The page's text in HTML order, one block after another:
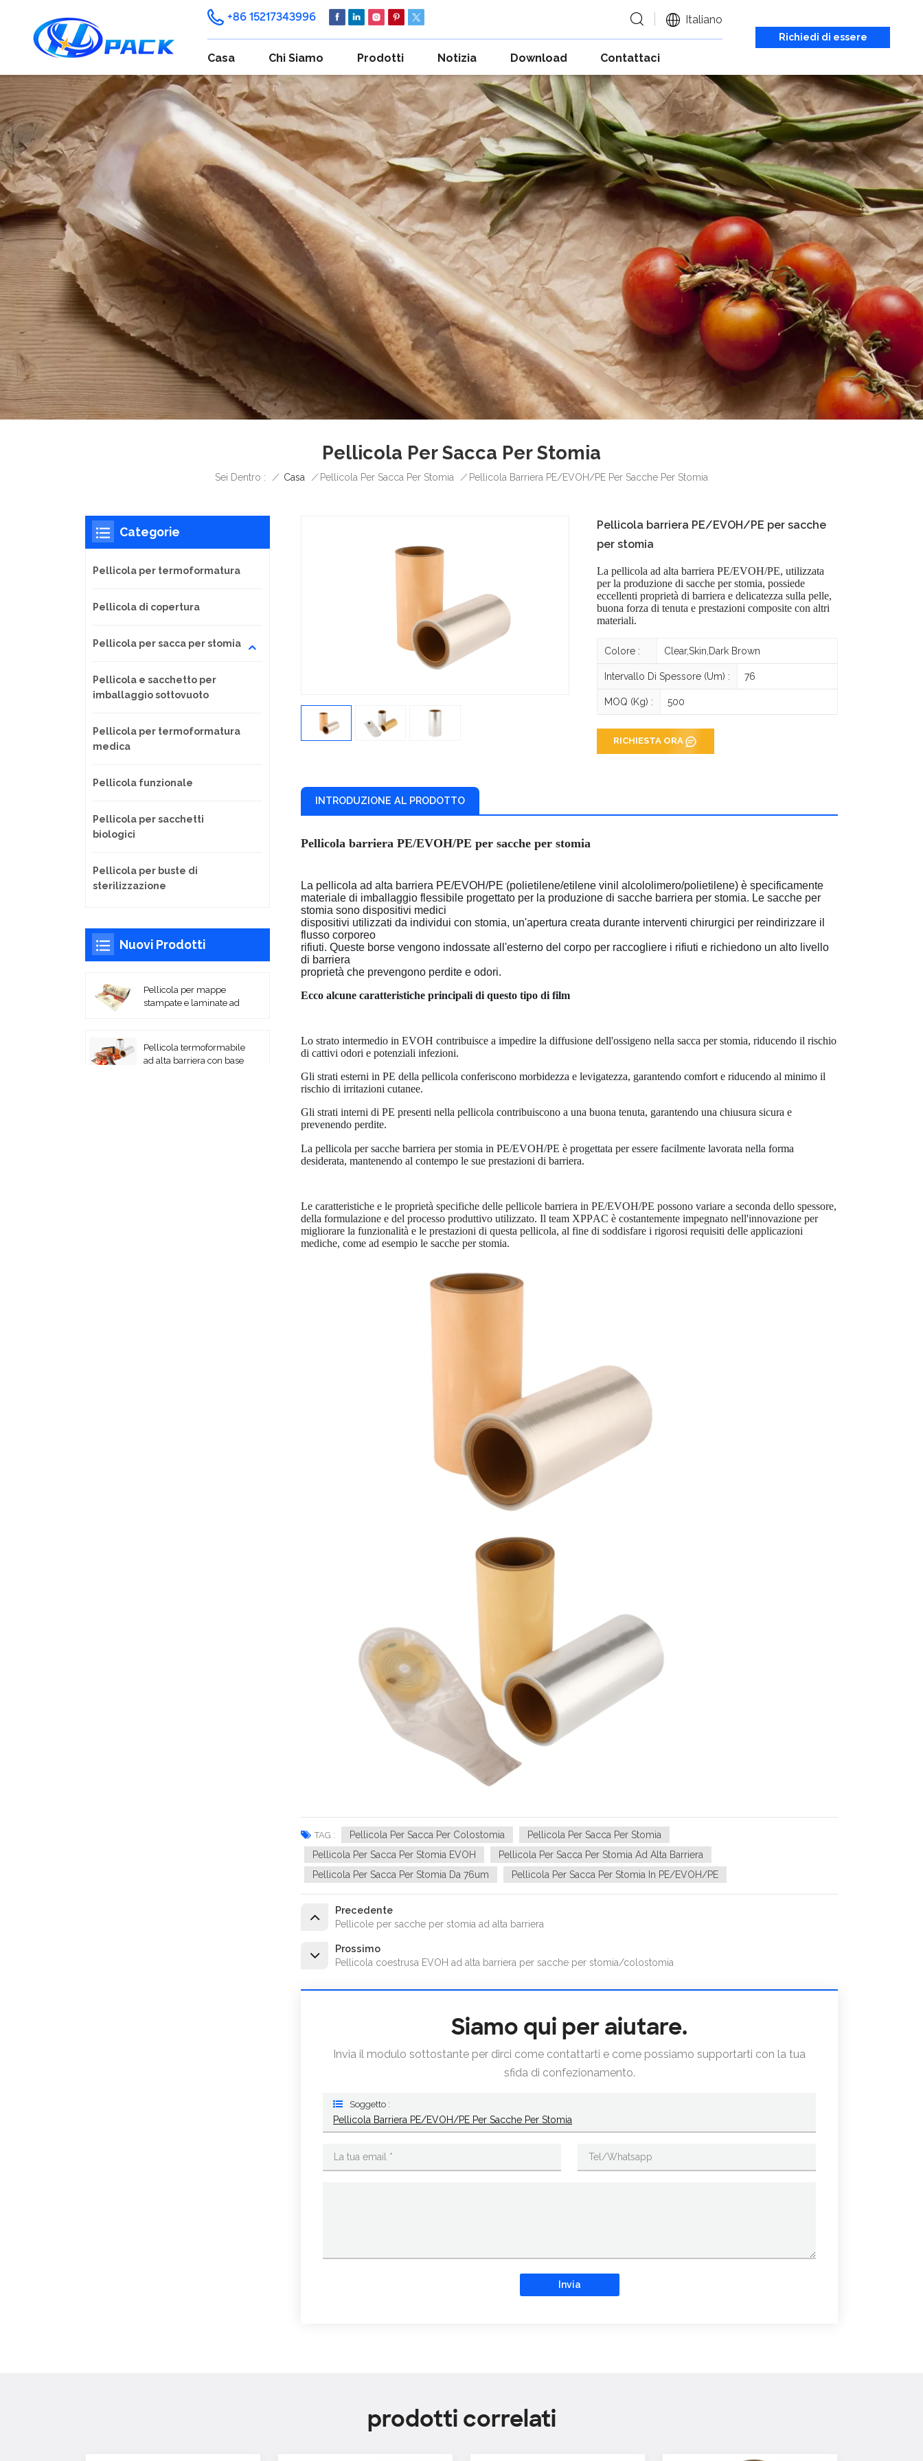
+86 15217343996 Italiano
Casa Chi Siamo Prodotti Notizia Download Contattaci
Richiedi di essere
Pellicola Per Sacca Per Stomia
Sei Dentro : / Casa / Pellicola Per Sacca Per Stomia / Pellicola Barriera PE/EVOH/PE Per Sacche Per Stomia
Pellicola barriera PE/EVOH/PE per sacche
per stomia
La pellicola ad alta barriera PE/EVOH/PE, utilizzata
per la produzione di sacche per stomia, possiede
eccellenti proprietà di barriera e delicatezza sulla pelle,
buona forza di tenuta e prestazioni composite con altri
materiali.
Colore : Clear,Skin,Dark Brown
Intervallo Di Spessore (um) : 76
MOQ (kg) : 500
RICHIESTA ORA
INTRODUZIONE AL PRODOTTO
Pellicola barriera PE/EVOH/PE per sacche per stomia
La pellicola ad alta barriera PE/EVOH/PE (polietilene/etilene vinil alcololimero/polietilene) è specificamente
materiale di imballaggio flessibile progettato per la produzione di sacche barriera per stomia. Le sacche per
stomia sono dispositivi medici
dispositivi utilizzati da individui con stomia, un'apertura creata durante interventi chirurgici per reindirizzare il
flusso corporeo
rifiuti. Queste borse vengono indossate all'esterno del corpo per raccogliere i rifiuti e richiedono un alto livello
di barriera
proprietà che prevengono perdite e odori.
Ecco alcune caratteristiche principali di questo tipo di film
Lo strato intermedio in EVOH contribuisce a impedire la diffusione dell'ossigeno nella sacca per stomia, riducendo il rischio
di cattivi odori e potenziali infezioni.
Gli strati esterni in PE della pellicola conferiscono morbidezza e levigatezza, garantendo comfort e riducendo al minimo il
rischio di irritazioni cutanee.
Gli strati interni di PE presenti nella pellicola contribuiscono a una buona tenuta, garantendo una chiusura sicura e
prevenendo perdite.
La pellicola per sacche barriera per stomia in PE/EVOH/PE è progettata per essere facilmente lavorata nella forma
desiderata, mantenendo al contempo le sue prestazioni di barriera.
Le caratteristiche e le proprietà specifiche delle pellicole barriera in PE/EVOH/PE possono variare a seconda dello spessore,
della formulazione e del processo produttivo utilizzato. Il team XPPAC è costantemente impegnato nell'innovazione per
migliorare la funzionalità e le prestazioni di questa pellicola, al fine di soddisfare i rigorosi requisiti delle applicazioni
mediche, come ad esempio le sacche per stomia.
TAG : Pellicola Per Sacca Per Colostomia
Pellicola Per Sacca Per Stomia
Pellicola Per Sacca Per Stomia EVOH
Pellicola Per Sacca Per Stomia Ad Alta Barriera
Pellicola Per Sacca Per Stomia Da 76um
Pellicola Per Sacca Per Stomia In PE/EVOH/PE
Precedente
Pellicole per sacche per stomia ad alta barriera
Prossimo
Pellicola coestrusa EVOH ad alta barriera per sacche per stomia/colostomia
Siamo qui per aiutare.
Invia il modulo sottostante per dirci come contattarti e come possiamo supportarti con la tua
sfida di confezionamento.
Soggetto :
Pellicola Barriera PE/EVOH/PE Per Sacche Per Stomia
Invia
Categorie
Pellicola per termoformatura
Pellicola di copertura
Pellicola per sacca per stomia
Pellicola e sacchetto per
imballaggio sottovuoto
Pellicola per termoformatura
medica
Pellicola funzionale
Pellicola per sacchetti
biologici
Pellicola per buste di
sterilizzazione
Nuovi Prodotti
Pellicola per mappe
stampate e laminate ad
Pellicola termoformabile
ad alta barriera con base
prodotti correlati